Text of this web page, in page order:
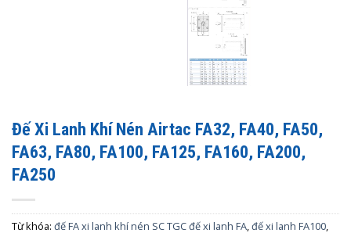
Đế Xi Lanh Khí Nén Airtac FA32, FA40, FA50,
FA63, FA80, FA100, FA125, FA160, FA200,
FA250
Từ khóa: đế FA xi lanh khí nén SC TGC đế xi lanh FA,đế xi lanh FA100,